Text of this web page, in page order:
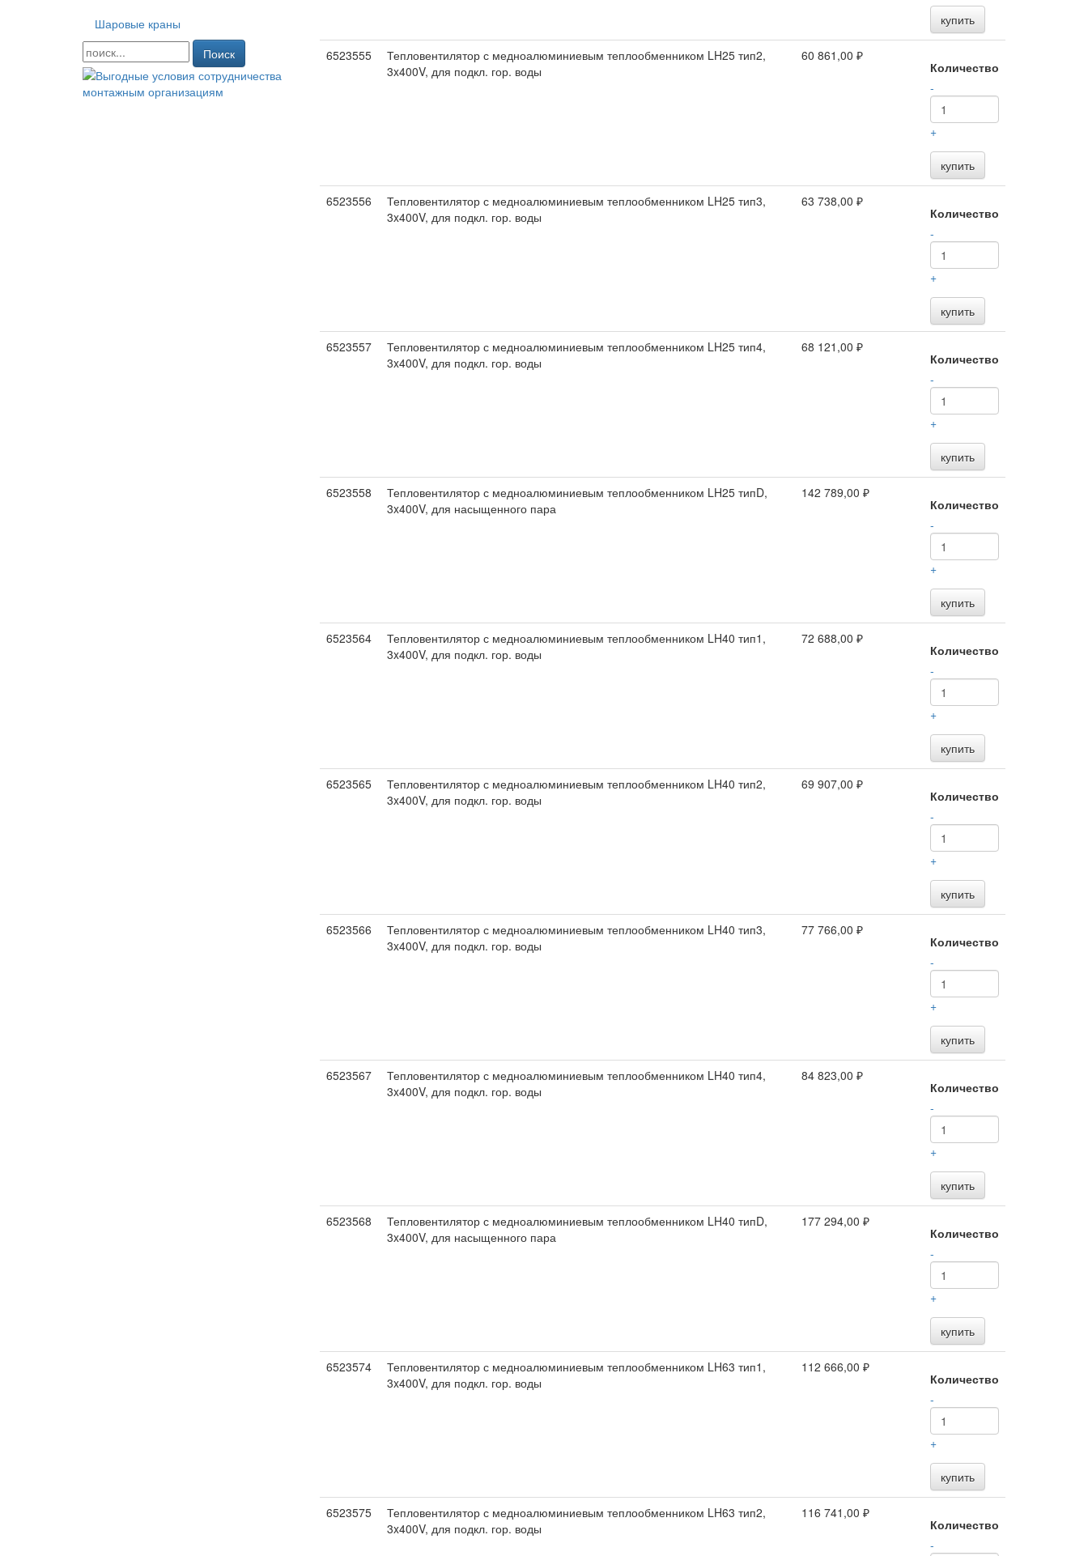
Шаровые краны
Поиск
купить
6523555
Тепловентилятор с медноалюминиевым теплообменником LH25 тип2,
3x400V, для подкл. гор. воды
60 861,00 ₽
Количество
-
+
купить
6523556
Тепловентилятор с медноалюминиевым теплообменником LH25 тип3,
3x400V, для подкл. гор. воды
63 738,00 ₽
Количество
-
+
купить
6523557
Тепловентилятор с медноалюминиевым теплообменником LH25 тип4,
3x400V, для подкл. гор. воды
68 121,00 ₽
Количество
-
+
купить
6523558
Тепловентилятор с медноалюминиевым теплообменником LH25 типD,
3x400V, для насыщенного пара
142 789,00 ₽
Количество
-
+
купить
6523564
Тепловентилятор с медноалюминиевым теплообменником LH40 тип1,
3x400V, для подкл. гор. воды
72 688,00 ₽
Количество
-
+
купить
6523565
Тепловентилятор с медноалюминиевым теплообменником LH40 тип2,
3x400V, для подкл. гор. воды
69 907,00 ₽
Количество
-
+
купить
6523566
Тепловентилятор с медноалюминиевым теплообменником LH40 тип3,
3x400V, для подкл. гор. воды
77 766,00 ₽
Количество
-
+
купить
6523567
Тепловентилятор с медноалюминиевым теплообменником LH40 тип4,
3x400V, для подкл. гор. воды
84 823,00 ₽
Количество
-
+
купить
6523568
Тепловентилятор с медноалюминиевым теплообменником LH40 типD,
3x400V, для насыщенного пара
177 294,00 ₽
Количество
-
+
купить
6523574
Тепловентилятор с медноалюминиевым теплообменником LH63 тип1,
3x400V, для подкл. гор. воды
112 666,00 ₽
Количество
-
+
купить
6523575
Тепловентилятор с медноалюминиевым теплообменником LH63 тип2,
3x400V, для подкл. гор. воды
116 741,00 ₽
Количество
-